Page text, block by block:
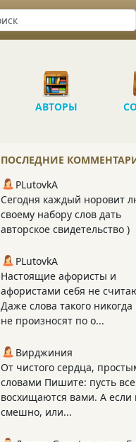
АВТОРЫ
ПОСЛЕДНИЕ
PLutоvkА
Сегодня каждый норовит
своему набору слов дать
авторское свидетельство )
PLutоvkА
Настоящие афористы и
афористами себя не
Даже слова такого никогда
не произносят по о...
Вирджиния
От чистого сердца,
словами Пишите: пусть все
восхищаются вами. А если
смешно, или...